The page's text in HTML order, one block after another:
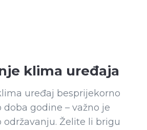
klima uređaja
uređaj besprijekorno
doba godine – važno je
Želite li brigu